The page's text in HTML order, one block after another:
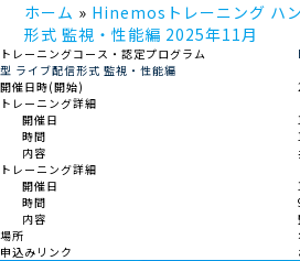
ホーム
Hinemosトレーニング ハ
形式 監視・性能編 2025年11月
トレーニングコース・認定プログラム
型 ライブ配信形式 監視・性能編
開催日時(開始)
トレーニング詳細
開催日
時間
内容
トレーニング詳細
開催日
時間
内容
場所
申込みリンク